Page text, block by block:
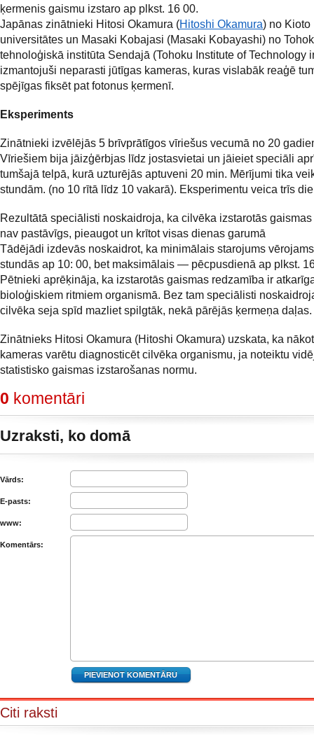
ķermenis gaismu izstaro ap plkst. 16 00.
Japānas zinātnieki Hitosi Okamura (Hitoshi Okamura) no Kioto
universitātes un Masaki Kobajasi (Masaki Kobayashi) no
tehnoloģiskā institūta Sendajā (Tohoku Institute of Technology
izmantojuši neparasti jūtīgas kameras, kuras vislabāk reaģē
spējīgas fiksēt pat fotonus ķermenī.
Eksperiments
Zinātnieki izvēlējās 5 brīvprātīgos vīriešus vecumā no 20
Vīriešiem bija jāizģērbjas līdz jostasvietai un jāieiet speciāli
tumšajā telpā, kurā uzturējās aptuveni 20 min. Mērījumi tika
stundām. (no 10 rītā līdz 10 vakarā). Eksperimentu veica trīs
Rezultātā speciālisti noskaidroja, ka cilvēka izstarotās
nav pastāvīgs, pieaugot un krītot visas dienas garumā
Tādējādi izdevās noskaidrot, ka minimālais starojums
stundās ap 10: 00, bet maksimālais — pēcpusdienā ap plkst.
Pētnieki aprēķināja, ka izstarotās gaismas redzamība ir
bioloģiskiem ritmiem organismā. Bez tam speciālisti
cilvēka seja spīd mazliet spilgtāk, nekā pārējās ķermeņa daļas.
Zinātnieks Hitosi Okamura (Hitoshi Okamura) uzskata, ka
kameras varētu diagnosticēt cilvēka organismu, ja noteiktu
statistisko gaismas izstarošanas normu.
0 komentāri
Uzraksti, ko domā
Vārds:
E-pasts:
www:
Komentārs:
Citi raksti